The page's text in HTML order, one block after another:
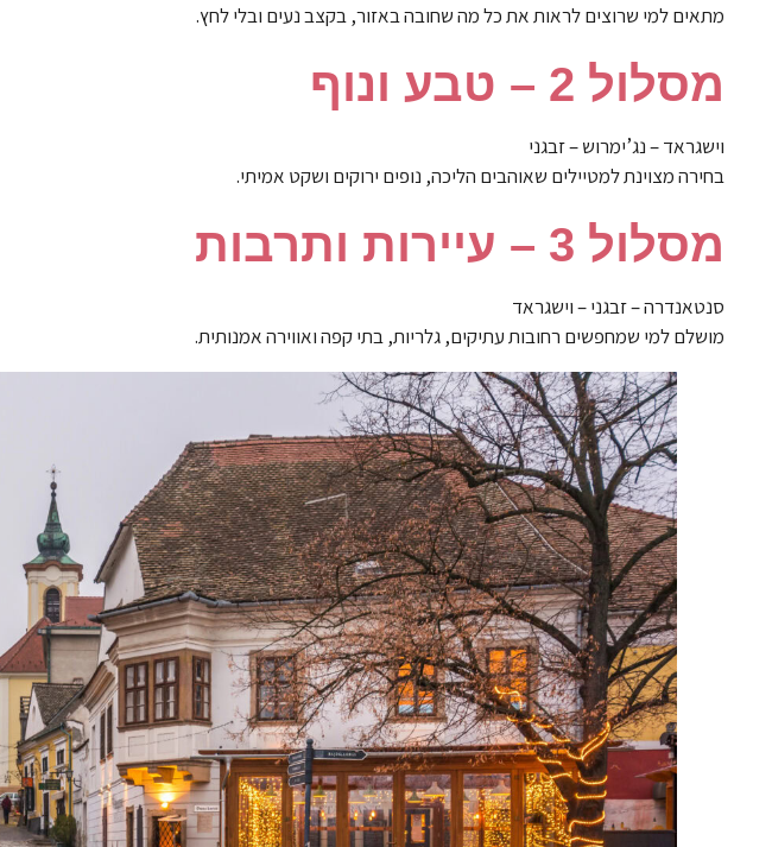
מתאים למי שרוצים לראות את כל מה שחובה באזור, בקצב נעים ובלי לחץ.
מסלול 2 – טבע ונוף
וישגראד – נג’ימרוש – זבגני
בחירה מצוינת למטיילים שאוהבים הליכה, נופים ירוקים ושקט אמיתי.
מסלול 3 – עיירות ותרבות
סנטאנדרה – זבגני – וישגראד
מושלם למי שמחפשים רחובות עתיקים, גלריות, בתי קפה ואווירה אמנותית.